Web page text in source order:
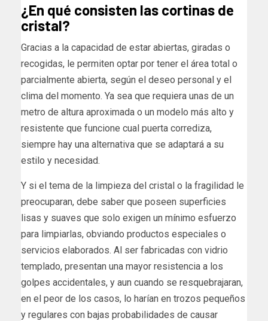
¿En qué consisten las cortinas de
cristal?
Gracias a la capacidad de estar abiertas, giradas o
recogidas, le permiten optar por tener el área total o
parcialmente abierta, según el deseo personal y el
clima del momento. Ya sea que requiera unas de un
metro de altura aproximada o un modelo más alto y
resistente que funcione cual puerta corrediza,
siempre hay una alternativa que se adaptará a su
estilo y necesidad.
Y si el tema de la limpieza del cristal o la fragilidad le
preocuparan, debe saber que poseen superficies
lisas y suaves que solo exigen un mínimo esfuerzo
para limpiarlas, obviando productos especiales o
servicios elaborados. Al ser fabricadas con vidrio
templado, presentan una mayor resistencia a los
golpes accidentales, y aun cuando se resquebrajaran,
en el peor de los casos, lo harían en trozos pequeños
y regulares con bajas probabilidades de causar